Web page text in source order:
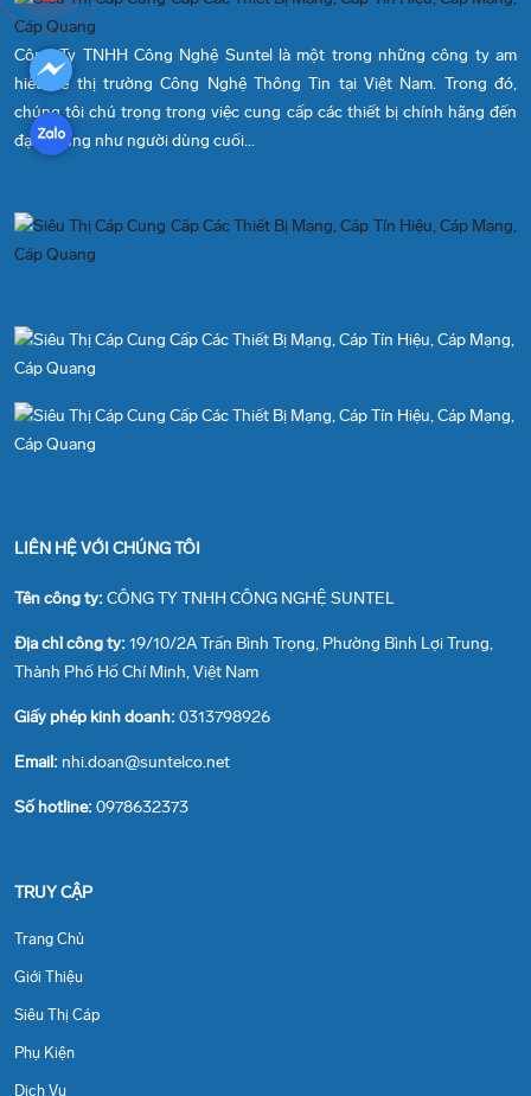
Công Ty TNHH Công Nghệ Suntel là một trong những công ty am
hiểu về thị trường Công Nghệ Thông Tin tại Việt Nam. Trong đó,
chúng tôi chú trọng trong việc cung cấp các thiết bị chính hãng đến
đại lý cũng như người dùng cuối...
LIÊN HỆ VỚI CHÚNG TÔI
Tên công ty: CÔNG TY TNHH CÔNG NGHỆ SUNTEL
Địa chỉ công ty: 19/10/2A Trần Bình Trọng, Phường Bình Lợi Trung,
Thành Phố Hồ Chí Minh, Việt Nam
Giấy phép kinh doanh: 0313798926
Email: nhi.doan@suntelco.net
Số hotline: 0978632373
TRUY CẬP
Trang Chủ
Giới Thiệu
Siêu Thị Cáp
Phụ Kiện
Dịch Vụ